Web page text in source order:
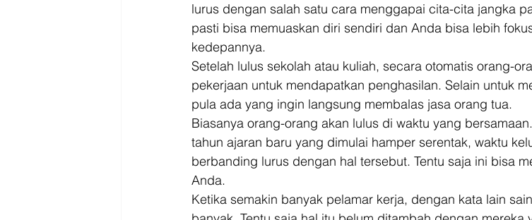
lurus dengan salah satu cara menggapai cita-cita jangka
pasti bisa memuaskan diri sendiri dan Anda bisa lebih
kedepannya.
Setelah lulus sekolah atau kuliah, secara otomatis orang-
pekerjaan untuk mendapatkan penghasilan. Selain untuk
pula ada yang ingin langsung membalas jasa orang tua.
Biasanya orang-orang akan lulus di waktu yang
tahun ajaran baru yang dimulai hamper serentak, waktu
berbanding lurus dengan hal tersebut. Tentu saja ini bisa
Anda.
Ketika semakin banyak pelamar kerja, dengan kata lain